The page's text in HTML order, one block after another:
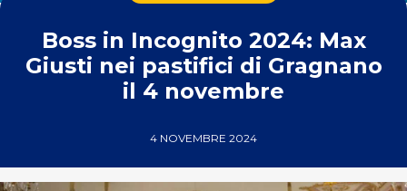
Boss in Incognito 2024: Max
Giusti nei pastifici di Gragnano
il 4 novembre
4 NOVEMBRE 2024